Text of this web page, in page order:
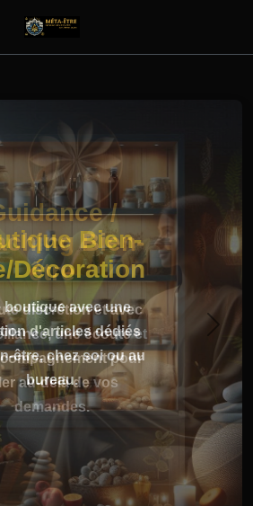
/
Bien-
être
discrétion et avec
une écoute et
pour
au-delà de vos
demandes.
Next